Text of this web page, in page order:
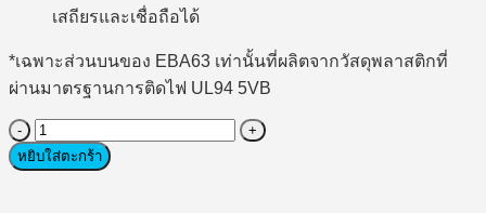
เสถียรและเชื่อถือได้
*เฉพาะส่วนบนของ EBA63 เท่านั้นที่ผลิตจากวัสดุพลาสติกที่
ผ่านมาตรฐานการติดไฟ UL94 5VB
จำนวน
Router
หยิบใส่ตะกร้า